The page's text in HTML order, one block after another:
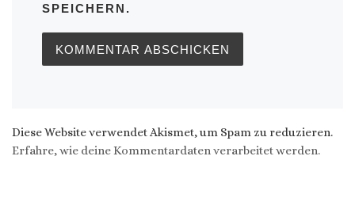
SPEICHERN.
Diese Website verwendet Akismet, um Spam zu reduzieren.
Erfahre, wie deine Kommentardaten verarbeitet werden.